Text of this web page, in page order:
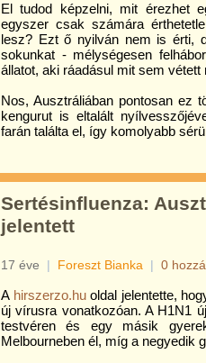
El tudod képzelni, mit érezhet
egyszer csak számára
lesz? Ezt ő nyilván nem is érti,
sokunkat - mélységesen
állatot, aki ráadásul mit sem vétett
Nos, Ausztráliában pontosan ez
kengurut is eltalált
farán találta el, így komolyabb
Sertésinfluenza:
jelentett
17 éve | Foreszt Bianka | 0
A hirszerzo.huoldal jelentette,
új vírusra vonatkozóan. A H1N1
testvéren és egy másik
Melbourneben él, míg a negyedik